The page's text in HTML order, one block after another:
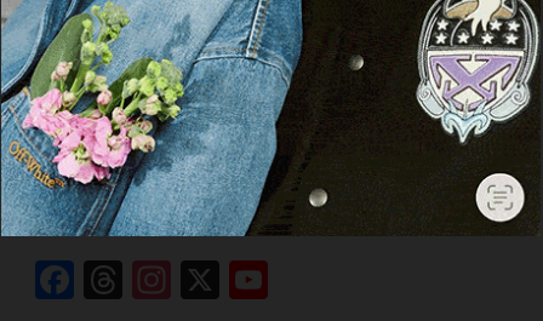
Cerca
Cerca
Facebook
Threads
Instagram
X